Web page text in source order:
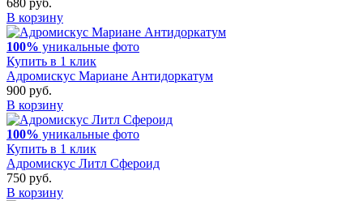
680 руб.
В корзину
100% уникальные фото
Купить в 1 клик
Адромискус Мариане Антидоркатум
900 руб.
В корзину
100% уникальные фото
Купить в 1 клик
Адромискус Литл Сфероид
750 руб.
В корзину